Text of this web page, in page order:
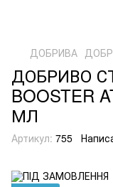
ДОБРИВА
ДОБРИВО
BOOSTER
МЛ
Артикул: 755